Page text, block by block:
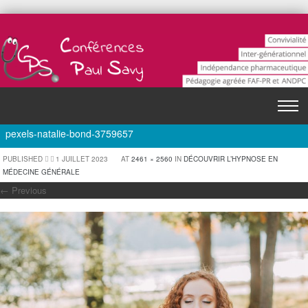
T
o
g
n
a
i
g
a
pexels-natalie-bond-3759657
PUBLISHED 1 JUILLET 2023 AT 2461 × 2560 IN DÉCOUVRIR L’HYPNOSE EN
MÉDECINE GÉNÉRALE
← Previous